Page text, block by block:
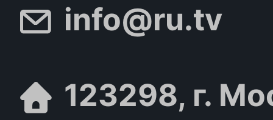
info@ru.tv
123298, г.